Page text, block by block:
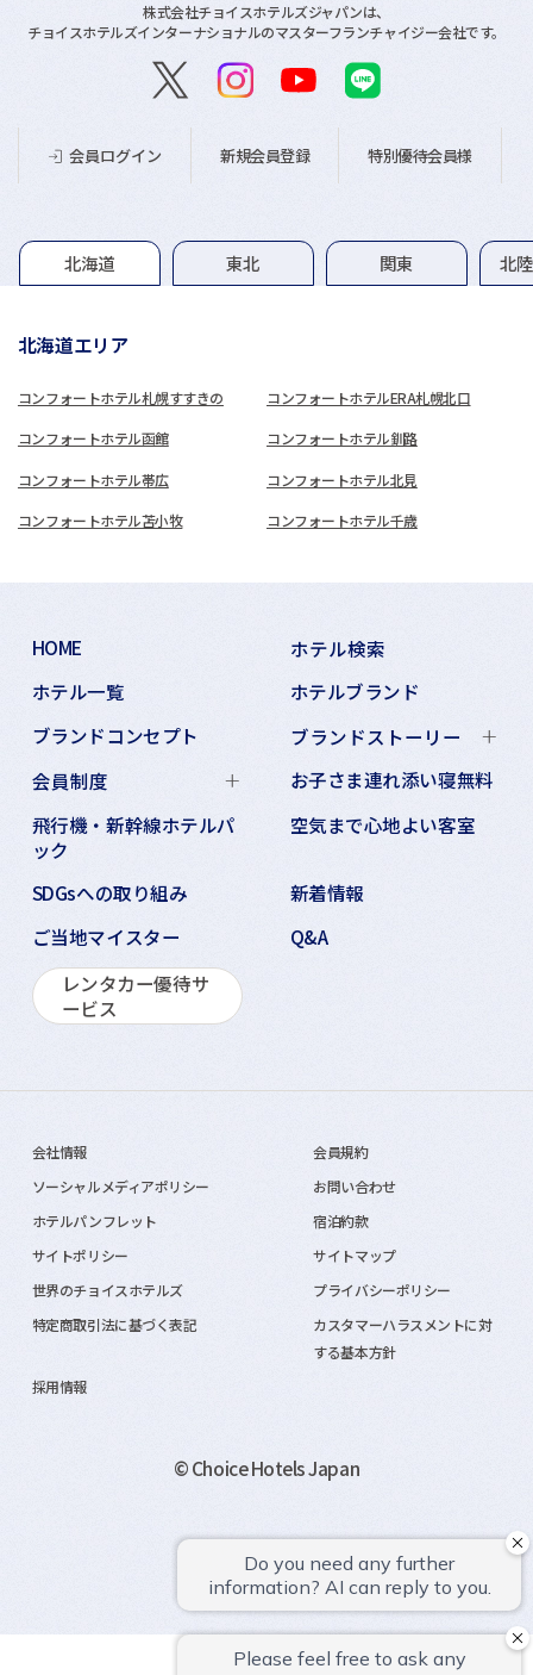
株式会社チョイスホテルズジャパンは、
チョイスホテルズインターナショナルのマスターフランチャイジー会社です。
会員ログイン 新規会員登録 特別優待会員様
グループホテル一覧
北海道 東北 関東 北
北海道エリア
コンフォートホテル札幌すすきの コンフォートホテルERA札幌北口
コンフォートホテル函館 コンフォートホテル釧路
コンフォートホテル帯広 コンフォートホテル北見
コンフォートホテル苫小牧 コンフォートホテル千歳
HOME
ホテル検索
ホテル一覧
ホテルブランド
ブランドコンセプト
ブランドストーリー
会員制度
お子さま連れ添い寝無料
飛行機・新幹線ホテルパ
ック
空気まで心地よい客室
SDGsへの取り組み
新着情報
ご当地マイスター
Q&A
レンタカー優待サ
ービス
会社情報
会員規約
ソーシャルメディアポリシー
お問い合わせ
ホテルパンフレット
宿泊約款
サイトポリシー
サイトマップ
世界のチョイスホテルズ
プライバシーポリシー
特定商取引法に基づく表記
カスタマーハラスメントに対
する基本方針
採用情報
© Choice Hotels Japan